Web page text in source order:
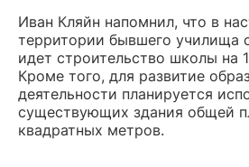
Иван Кляйн напомнил, что в
территории бывшего училища
идет строительство школы на
Кроме того, для развитие
деятельности планируется
существующих здания общей
квадратных метров.